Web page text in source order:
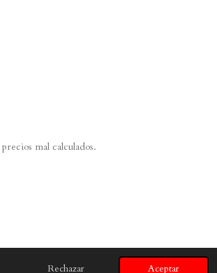
Rechazar Aceptar
mal calculados.